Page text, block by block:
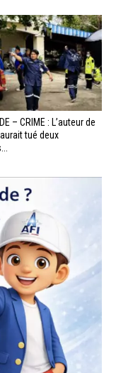
– CRIME : L’auteur de
tué deux